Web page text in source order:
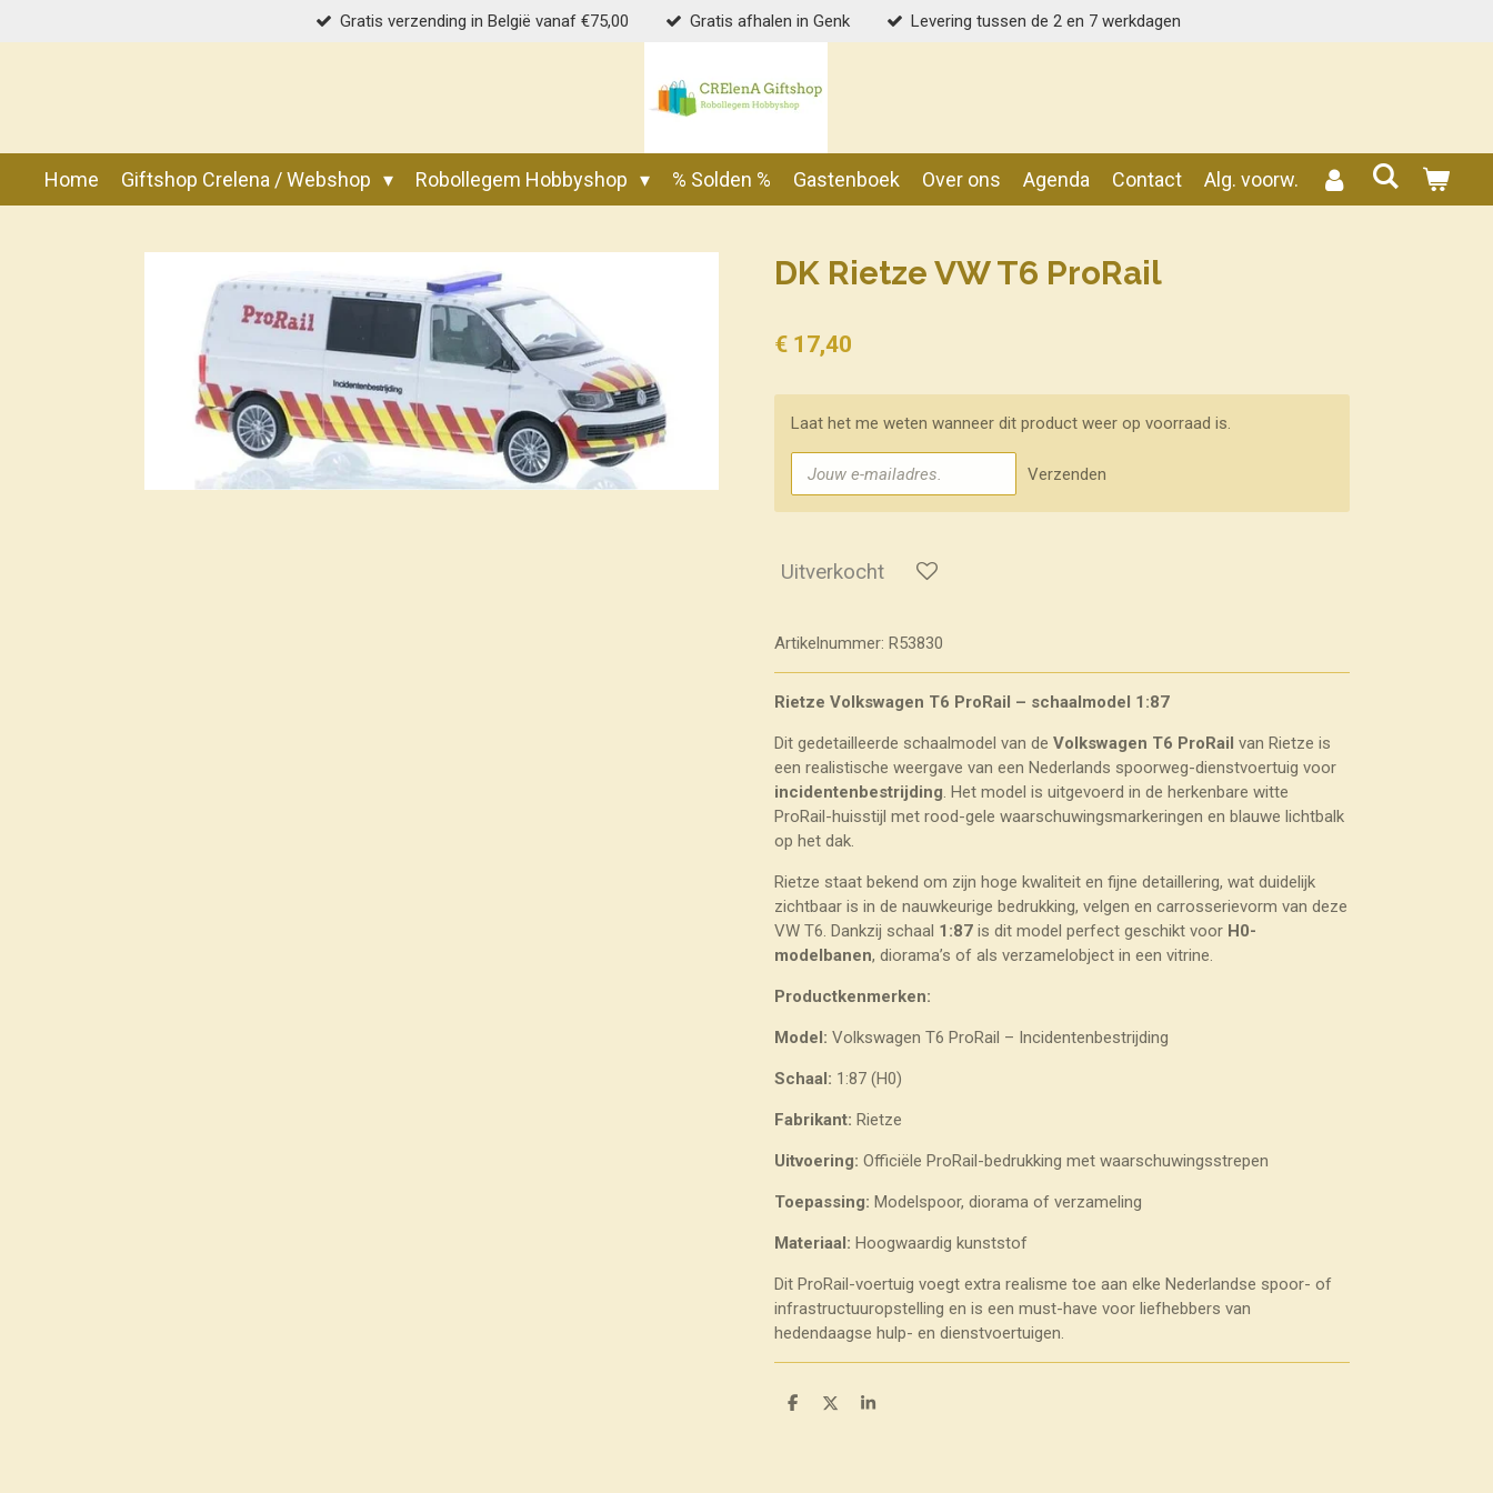
direct
Gratis verzending in België vanaf €75,00 Gratis afhalen in Genk Levering tussen de 2 en 7 werkdagen
Home Giftshop Crelena / Webshop Robollegem Hobbyshop % Solden % Gastenboek Over ons Agenda Contact Alg. voorw.
DK Rietze VW T6 ProRail
€ 17,40
Laat het me weten wanneer dit product weer op voorraad is.
Verzenden
Uitverkocht
Artikelnummer: R53830
Rietze Volkswagen T6 ProRail – schaalmodel 1:87
Dit gedetailleerde schaalmodel van de Volkswagen T6 ProRail van Rietze is
een realistische weergave van een Nederlands spoorweg-dienstvoertuig voor
incidentenbestrijding. Het model is uitgevoerd in de herkenbare witte
ProRail-huisstijl met rood-gele waarschuwingsmarkeringen en blauwe lichtbalk
op het dak.
Rietze staat bekend om zijn hoge kwaliteit en fijne detaillering, wat duidelijk
zichtbaar is in de nauwkeurige bedrukking, velgen en carrosserievorm van deze
VW T6. Dankzij schaal 1:87 is dit model perfect geschikt voor H0-
modelbanen, diorama’s of als verzamelobject in een vitrine.
Productkenmerken:
Model: Volkswagen T6 ProRail – Incidentenbestrijding
Schaal: 1:87 (H0)
Fabrikant: Rietze
Uitvoering: Officiële ProRail-bedrukking met waarschuwingsstrepen
Toepassing: Modelspoor, diorama of verzameling
Materiaal: Hoogwaardig kunststof
Dit ProRail-voertuig voegt extra realisme toe aan elke Nederlandse spoor- of
infrastructuuropstelling en is een must-have voor liefhebbers van
hedendaagse hulp- en dienstvoertuigen.
D
D
S